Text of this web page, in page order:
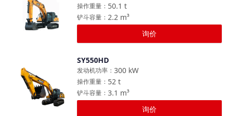
50.1 t
操作重量 ：
2.2 m³
铲斗容量 ：
询价
SY550HD
300 kW
发动机功率 ：
52 t
操作重量 ：
3.1 m³
铲斗容量 ：
询价